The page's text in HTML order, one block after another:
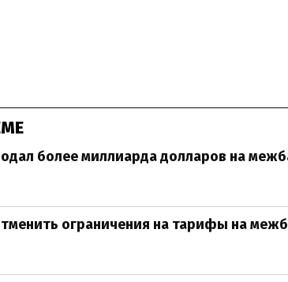
более миллиарда долларов на
ограничения на тарифы на